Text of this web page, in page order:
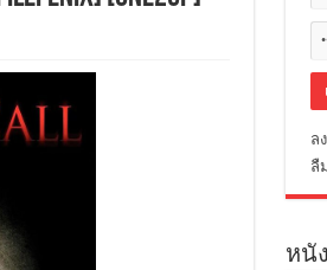
ล
ลื
หนั